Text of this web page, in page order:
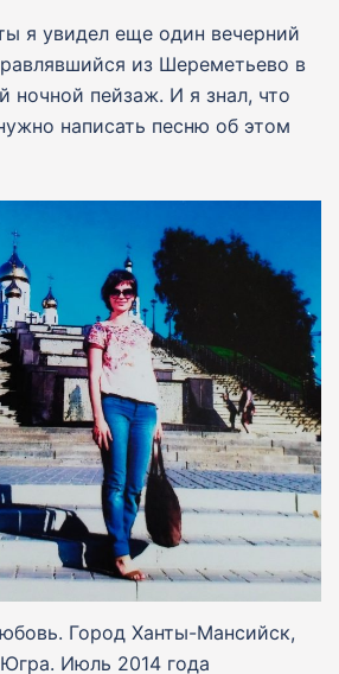
я увидел еще один вечерний
из Шереметьево в
ночной пейзаж. И я знал, что
написать песню об этом
Город Ханты-Мансийск,
Июль 2014 года